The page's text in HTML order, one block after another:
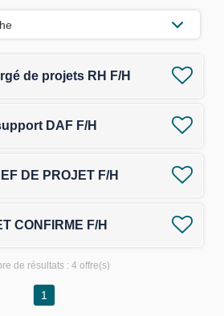
de projets RH F/H
DAF F/H
DE PROJET F/H
CONFIRME F/H
de résultats : 4 offre(s)
1